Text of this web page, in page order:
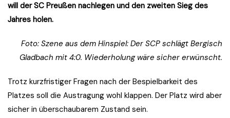
will der SC Preußen nachlegen und den zweiten Sieg des
Jahres holen.
Foto: Szene aus dem Hinspiel: Der SCP schlägt Bergisch
Gladbach mit 4:0. Wiederholung wäre sicher erwünscht.
Trotz kurzfristiger Fragen nach der Bespielbarkeit des
Platzes soll die Austragung wohl klappen. Der Platz wird aber
sicher in überschaubarem Zustand sein.